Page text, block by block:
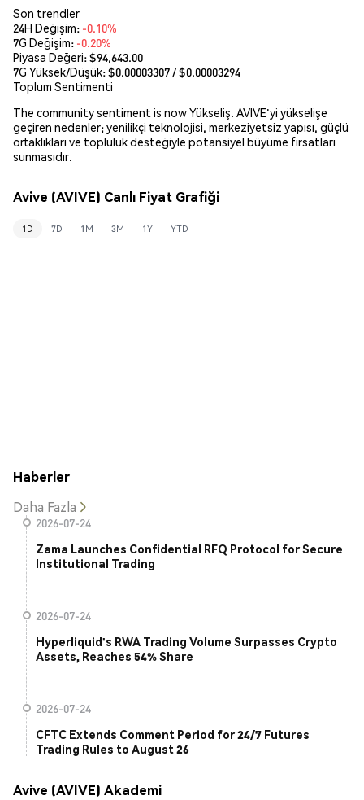
Son trendler
24H Değişim: -0.10%
7G Değişim: -0.20%
Piyasa Değeri:$94,643.00
7G Yüksek/Düşük: $0.00003307/ $0.00003294
Toplum Sentimenti
The community sentiment is now Yükseliş. AVIVE'yi yükselişe
geçiren nedenler; yenilikçi teknolojisi, merkeziyetsiz yapısı, güçlü
ortaklıkları ve topluluk desteğiyle potansiyel büyüme fırsatları
sunmasıdır.
Avive (AVIVE) Canlı Fiyat Grafiği
1D 7D 1M 3M 1Y YTD
Haberler
Daha Fazla
2026-07-24
Zama Launches Confidential RFQ Protocol for Secure
Institutional Trading
2026-07-24
Hyperliquid's RWA Trading Volume Surpasses Crypto
Assets, Reaches 54% Share
2026-07-24
CFTC Extends Comment Period for 24/7 Futures
Trading Rules to August 26
Avive (AVIVE) Akademi